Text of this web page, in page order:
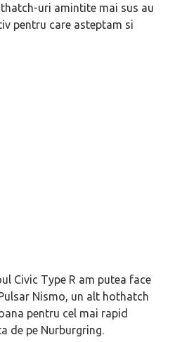
uri amintite mai sus au
pentru care asteptam si
Civic Type R am putea face
Nismo, un alt hothatch
pentru cel mai rapid
de pe Nurburgring.